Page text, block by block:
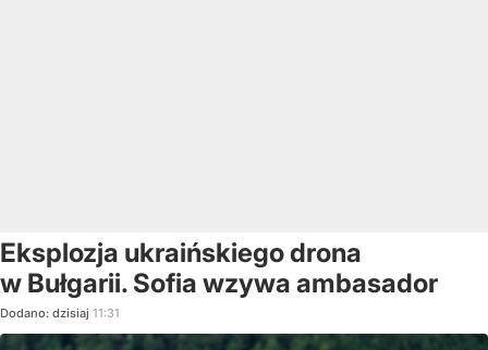
Eksplozja ukraińskiego drona
w Bułgarii. Sofia wzywa ambasador
Dodano: dzisiaj 11:31